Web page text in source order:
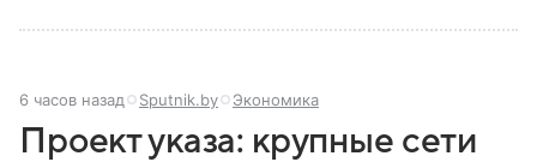
6 часов назад Sputnik.by Экономика
Проект указа: крупные сети